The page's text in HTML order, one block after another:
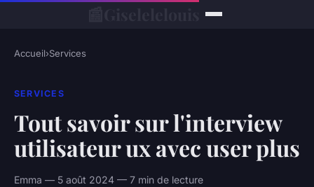
Accueil›Services
SERVICES
Tout savoir sur l'interview
utilisateur ux avec user plus
Emma — 5 août 2024 — 7 min de lecture